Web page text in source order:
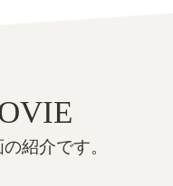
紹介です。